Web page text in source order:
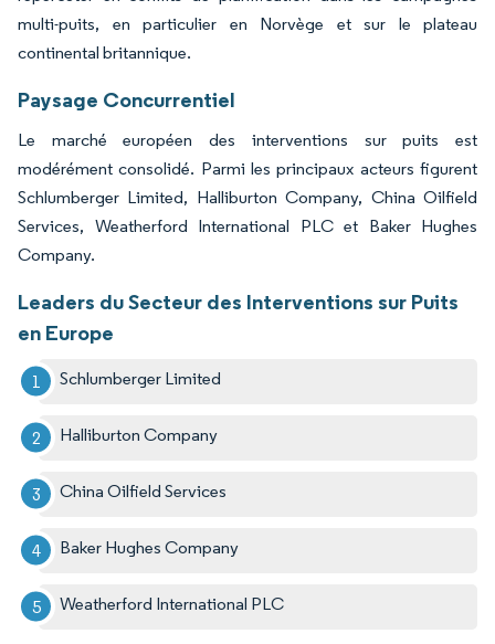
multi-puits, en particulier en Norvège et sur le plateau
continental britannique.
Paysage Concurrentiel
Le marché européen des interventions sur puits est
modérément consolidé. Parmi les principaux acteurs figurent
Schlumberger Limited, Halliburton Company, China Oilfield
Services, Weatherford International PLC et Baker Hughes
Company.
Leaders du Secteur des Interventions sur Puits
en Europe
Schlumberger Limited
Halliburton Company
China Oilfield Services
Baker Hughes Company
Weatherford International PLC